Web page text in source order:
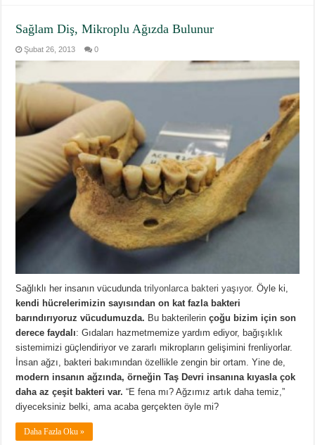
Sağlam Diş, Mikroplu Ağızda Bulunur
Şubat 26, 2013 0
Sağlıklı her insanın vücudundatrilyonlarca bakteri yaşıyor. Öyle ki,
kendi hücrelerimizin sayısından on kat fazla bakteri
barındırıyoruz vücudumuzda. Bu bakterilerinçoğu bizim için son
derece faydalı: Gıdaları hazmetmemize yardım ediyor, bağışıklık
sistemimizi güçlendiriyor ve zararlı mikropların gelişimini frenliyorlar.
İnsan ağzı, bakteri bakımından özellikle zengin bir ortam. Yine de,
modern insanın ağzında, örneğin Taş Devri insanına kıyasla çok
daha az çeşit bakteri var. “E fena mı? Ağzımız artık daha temiz,”
diyeceksiniz belki, ama acaba gerçekten öyle mi?
Daha Fazla Oku »